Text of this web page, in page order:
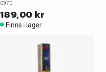
C970
189,00 kr
Finns i lager